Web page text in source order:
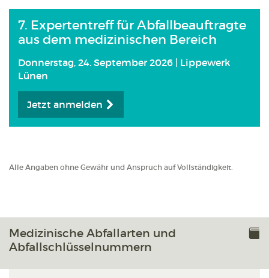
7. Expertentreff für Abfallbeauftragte
aus dem medizinischen Bereich
Donnerstag, 24. September 2026 | Lippewerk
Lünen
Jetzt anmelden
Alle Angaben ohne Gewähr und Anspruch auf Vollständigkeit.
Medizinische Abfallarten und
Abfallschlüsselnummern